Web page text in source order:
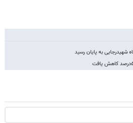
شهیدرجایی به پایان رسید